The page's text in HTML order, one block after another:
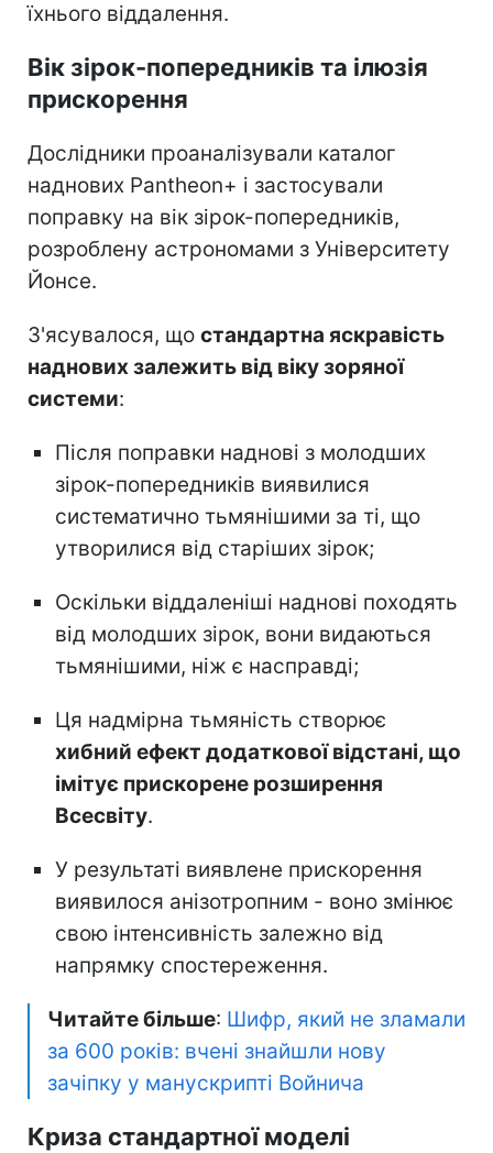
їхнього віддалення.
Вік зірок-попередників та ілюзія
прискорення
Дослідники проаналізували каталог
наднових Pantheon+ і застосували
поправку на вік зірок-попередників,
розроблену астрономами з Університету
Йонсе.
З'ясувалося, що стандартна яскравість
наднових залежить від віку зоряної
системи:
Після поправки наднові з молодших
зірок-попередників виявилися
систематично тьмянішими за ті, що
утворилися від старіших зірок;
Оскільки віддаленіші наднові походять
від молодших зірок, вони видаються
тьмянішими, ніж є насправді;
Ця надмірна тьмяність створює
хибний ефект додаткової відстані, що
імітує прискорене розширення
Всесвіту.
У результаті виявлене прискорення
виявилося анізотропним - воно змінює
свою інтенсивність залежно від
напрямку спостереження.
Читайте більше: Шифр, який не зламали
за 600 років: вчені знайшли нову
зачіпку у манускрипті Войнича
Криза стандартної моделі